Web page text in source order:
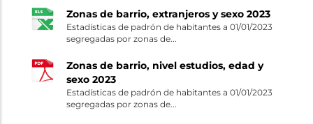
Zonas de barrio, extranjeros y sexo 2023
Estadísticas de padrón de habitantes a 01/01/2023
segregadas por zonas de...
Zonas de barrio, nivel estudios, edad y
sexo 2023
Estadísticas de padrón de habitantes a 01/01/2023
segregadas por zonas de...